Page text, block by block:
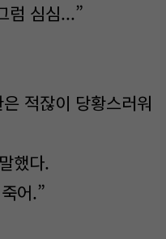
럼 심심...”
적잖이 당황스러워
했다.
어.”